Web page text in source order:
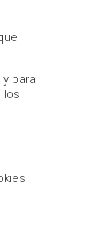
para
los